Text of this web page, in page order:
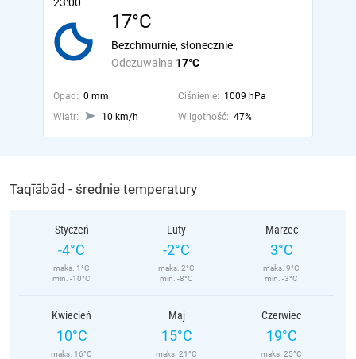
17°C
Odczuwalna 17°C
Bezchmurnie, słonecznie
Opad: 0 mm Ciśnienie: 1009 hPa
Wiatr:
10 km/h Wilgotność: 47%
Taqīābād - średnie temperatury
Styczeń
-4°C
maks. 1°C
min. -10°C
Luty
-2°C
maks. 2°C
min. -8°C
Marzec
3°C
maks. 9°C
min. -3°C
Kwiecień
10°C
maks. 16°C
Maj
15°C
maks. 21°C
Czerwiec
19°C
maks. 25°C